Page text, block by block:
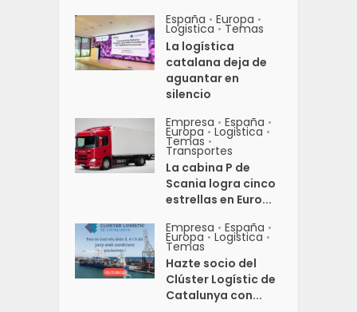
España • Europa •
Logistica • Temas
La logística
catalana deja de
aguantar en
silencio
Empresa • España •
Europa • Logistica •
Temas •
Transportes
La cabina P de
Scania logra cinco
estrellas en Euro...
Empresa • España •
Europa • Logistica •
Temas
Hazte socio del
Clúster Logístic de
Catalunya con...